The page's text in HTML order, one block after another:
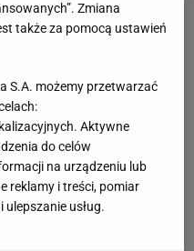
Zmiana
także za pomocą ustawień
S.A. możemy przetwarzać
Aktywne
do celów
na urządzeniu lub
reklamy i treści, pomiar
usług.